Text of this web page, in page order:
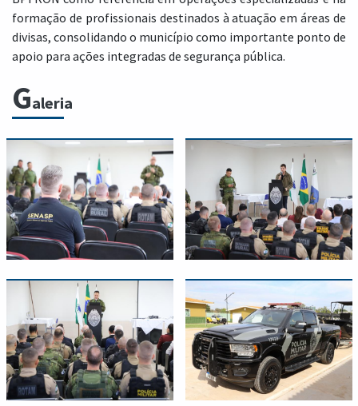
formação de profissionais destinados à atuação em áreas de
divisas, consolidando o município como importante ponto de
apoio para ações integradas de segurança pública.
Galeria